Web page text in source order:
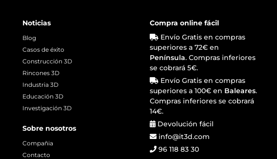
Noticias
Blog
Casos de éxito
Construcción 3D
Rincones 3D
Industria 3D
Educación 3D
Investigación 3D
Sobre nosotros
Compañia
Contacto
Compra online fácil
Envío Gratis en compras
superiores a 72€ en
Península. Compras inferiores
se cobrará 5€.
Envío Gratis en compras
superiores a 100€ en Baleares.
Compras inferiores se cobrará
14€.
Devolución fácil
info@it3d.com
96 118 83 30